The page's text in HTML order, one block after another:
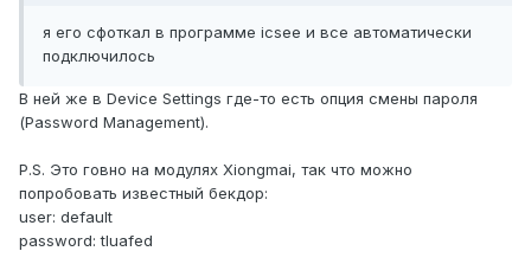
я его сфоткал в программе icsee и все автоматически
подключилось
В ней же в Device Settings где-то есть опция смены пароля
(Password Management).
P.S. Это говно на модулях Xiongmai, так что можно
попробовать известный бекдор:
user: default
password: tluafed